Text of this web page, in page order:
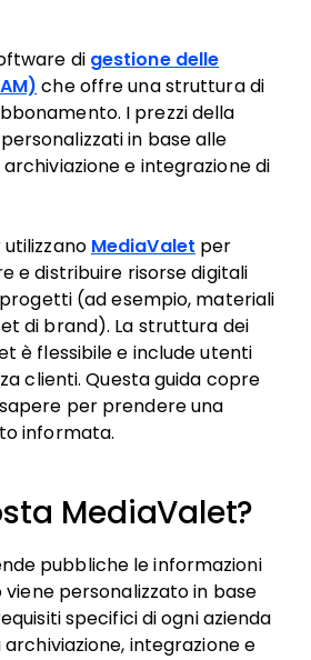
di gestione delle
che offre una struttura di
I prezzi della
in base alle
archiviazione e integrazione di
MediaValet per
e distribuire risorse digitali
(ad esempio, materiali
di brand). La struttura dei
è flessibile e include utenti
clienti. Questa guida copre
per prendere una
informata.
MediaValet?
pubbliche le informazioni
viene personalizzato in base
specifici di ogni azienda
integrazione e